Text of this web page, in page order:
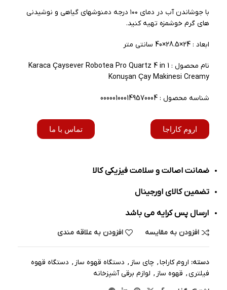
با جوشاندن آب در دمای ۱۰۰ درجه دمنوشهای گیاهی و نوشیدنی
های گرم خوشمزه تهیه کنید.
ابعاد : 24×28.5×40 سانتی متر
نام محصول : Karaca Çaysever Robotea Pro Quartz 4 in 1
Konuşan Çay Makinesi Creamy
شناسه محصول : 000001000149570004
اروم کاراجا تماس با ما
ضمانت اصالت و سلامت فیزیکی کالا
تضمین کالای اورجینال
ارسال پس کرایه می باشد
افزودن به مقایسه افزودن به علاقه مندی
دسته: اروم کاراجا, چای ساز , دستگاه قهوه ساز , دستگاه قهوه
فیلتری, قهوه ساز , لوازم برقی آشپزخانه